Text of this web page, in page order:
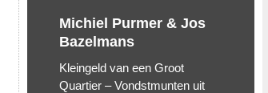
Michiel Purmer & Jos
Bazelmans
Kleingeld van een Groot
Quartier – Vondstmunten uit